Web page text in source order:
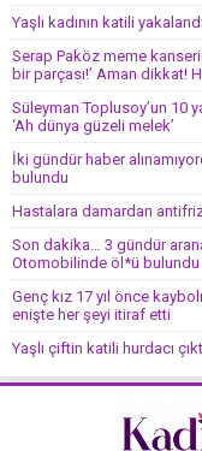
Yaşlı kadının katili
Serap Paköz meme
bir parçası!’ Aman dikkat!
Süleyman Toplusoy’un 10
‘Ah dünya güzeli melek’
İki gündür haber
bulundu
Hastalara damardan
Son dakika… 3 gündür
Otomobilinde öl*ü bulundu
Genç kız 17 yıl önce
enişte her şeyi itiraf etti
Yaşlı çiftin katili hurdacı